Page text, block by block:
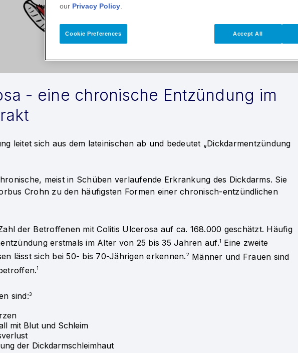
Video
- eine chronische Entzündung im
leitet sich aus dem lateinischen ab und bedeutet „Dickdarmentzündung
meist in Schüben verlaufende Erkrankung des Dickdarms. Sie
Crohn zu den häufigsten Formen einer chronisch-entzündlichen
der Betroffenen mit Colitis Ulcerosa auf ca. 168.000 geschätzt. Häufig
erstmals im Alter von 25 bis 35 Jahren auf.1
Eine zweite
lässt sich bei 50- bis 70-Jährigen erkennen.2
Männer und Frauen sind
1
sind:3
mit Blut und Schleim
der Dickdarmschleimhaut
our Privacy Policy
Cookie Preferences Accept All